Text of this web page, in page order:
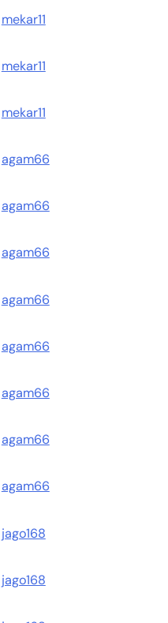
mekar11
mekar11
mekar11
agam66
agam66
agam66
agam66
agam66
agam66
agam66
agam66
jago168
jago168